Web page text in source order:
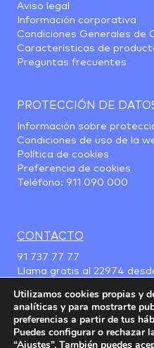
Aviso legal
Información corporativa
Condiciones Generales de
Características de
Preguntas frecuentes
PROTECCIÓN DE
Información sobre
Condiciones de uso de la
Política de cookies
Preferencia de cookies
Teléfono: 911 090 000
CONTACTO
91 737 77 77
Llama gratis al 22974
Utilizamos cookies propias y
analíticas y para mostrarte
preferencias a partir de tus
Puedes configurar o rechazar
“Ajustes”. También puedes